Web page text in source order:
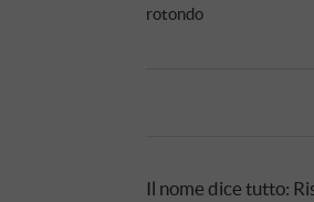
rotondo
Il nome dice tutto: